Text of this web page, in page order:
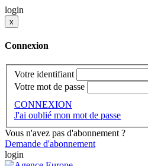
login
x
Connexion
Votre identifiant
Votre mot de passe
CONNEXION
J'ai oublié mon mot de passe
Vous n'avez pas d'abonnement ?
Demande d'abonnement
login